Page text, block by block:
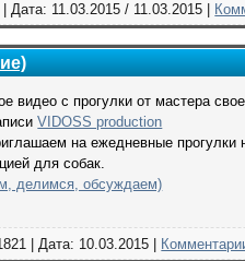
Дата: 11.03.2015 / 11.03.2015 |
видео с прогулки от мастера
VIDOSS production
на ежедневные
для собак.
делимся, обсуждаем)
| Дата: 10.03.2015